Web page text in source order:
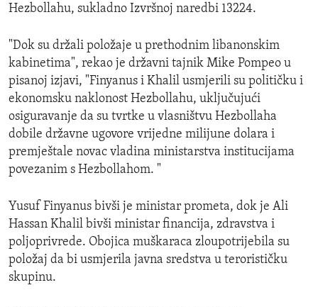
Hezbollahu, sukladno Izvršnoj naredbi 13224.
"Dok su držali položaje u prethodnim libanonskim
kabinetima", rekao je državni tajnik Mike Pompeo u
pisanoj izjavi, "Finyanus i Khalil usmjerili su političku i
ekonomsku naklonost Hezbollahu, uključujući
osiguravanje da su tvrtke u vlasništvu Hezbollaha
dobile državne ugovore vrijedne milijune dolara i
premještale novac vladina ministarstva institucijama
povezanim s Hezbollahom. "
Yusuf Finyanus bivši je ministar prometa, dok je Ali
Hassan Khalil bivši ministar financija, zdravstva i
poljoprivrede. Obojica muškaraca zloupotrijebila su
položaj da bi usmjerila javna sredstva u terorističku
skupinu.